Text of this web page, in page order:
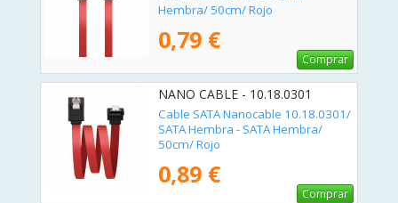
Hembra/ 50cm/ Rojo
0,79 €
Comprar
NANO CABLE - 10.18.0301
Cable SATA Nanocable 10.18.0301/
SATA Hembra - SATA Hembra/
50cm/ Rojo
0,89 €
Comprar